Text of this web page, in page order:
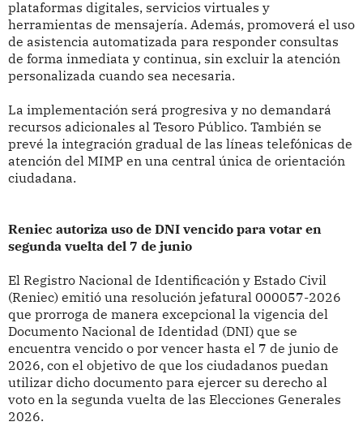
plataformas digitales, servicios virtuales y
herramientas de mensajería. Además, promoverá el uso
de asistencia automatizada para responder consultas
de forma inmediata y continua, sin excluir la atención
personalizada cuando sea necesaria.
La implementación será progresiva y no demandará
recursos adicionales al Tesoro Público. También se
prevé la integración gradual de las líneas telefónicas de
atención del MIMP en una central única de orientación
ciudadana.
Reniec autoriza uso de DNI vencido para votar en
segunda vuelta del 7 de junio
El Registro Nacional de Identificación y Estado Civil
(Reniec) emitió una resolución jefatural 000057-2026
que prorroga de manera excepcional la vigencia del
Documento Nacional de Identidad (DNI) que se
encuentra vencido o por vencer hasta el 7 de junio de
2026, con el objetivo de que los ciudadanos puedan
utilizar dicho documento para ejercer su derecho al
voto en la segunda vuelta de las Elecciones Generales
2026.